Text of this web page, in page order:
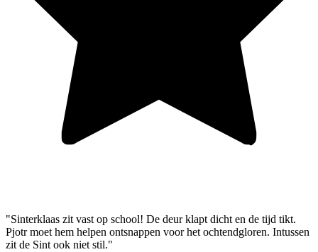
"Sinterklaas zit vast op school! De deur klapt dicht en de tijd tikt.
Pjotr moet hem helpen ontsnappen voor het ochtendgloren. Intussen
zit de Sint ook niet stil."